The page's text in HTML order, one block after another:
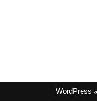
WordPress